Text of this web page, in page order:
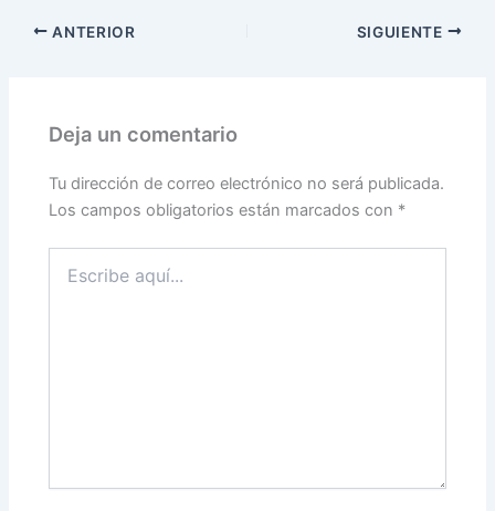
ANTERIOR SIGUIENTE
Deja un comentario
Tu dirección de correo electrónico no será publicada.
Los campos obligatorios están marcados con *
aquí...